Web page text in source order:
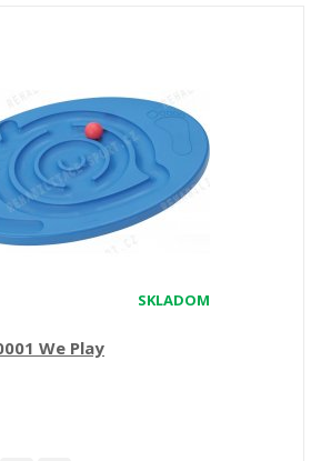
SKLADOM
We Play